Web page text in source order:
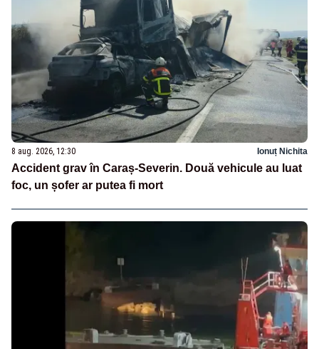
8 aug. 2026, 12:30 Ionuț Nichita
Accident grav în Caraș-Severin. Două vehicule au luat
foc, un șofer ar putea fi mort